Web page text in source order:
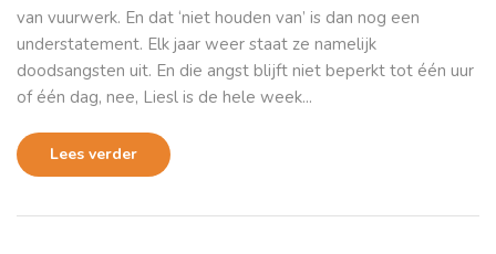
van vuurwerk. En dat ‘niet houden van’ is dan nog een
understatement. Elk jaar weer staat ze namelijk
doodsangsten uit. En die angst blijft niet beperkt tot één uur
of één dag, nee, Liesl is de hele week...
Lees verder